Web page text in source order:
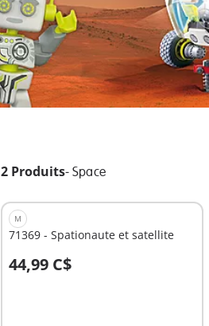
2 Produits- Space
M
71369 - Spationaute et satellite
44,99 C$
Au panier